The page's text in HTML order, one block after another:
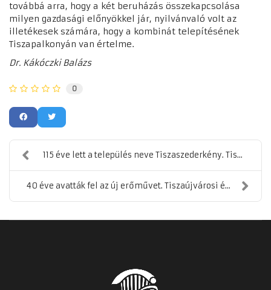
továbbá arra, hogy a két beruházás összekapcsolása
milyen gazdasági előnyökkel jár, nyilvánvaló volt az
illetékesek számára, hogy a kombinát telepítésének
Tiszapalkonyán van értelme.
Dr. Kákóczki Balázs
0
115 éve lett a település neve Tiszaszederkény. Tis...
40 éve avatták fel az új erőművet. Tiszaújvárosi é...